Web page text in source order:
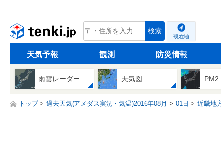
tenki.jp 検索
現在地
天気予報 観測 防災情報
雨雲レーダー 天気図
トップ 過去天気(アメダス実況・気温)2016年08月 01日 近畿地